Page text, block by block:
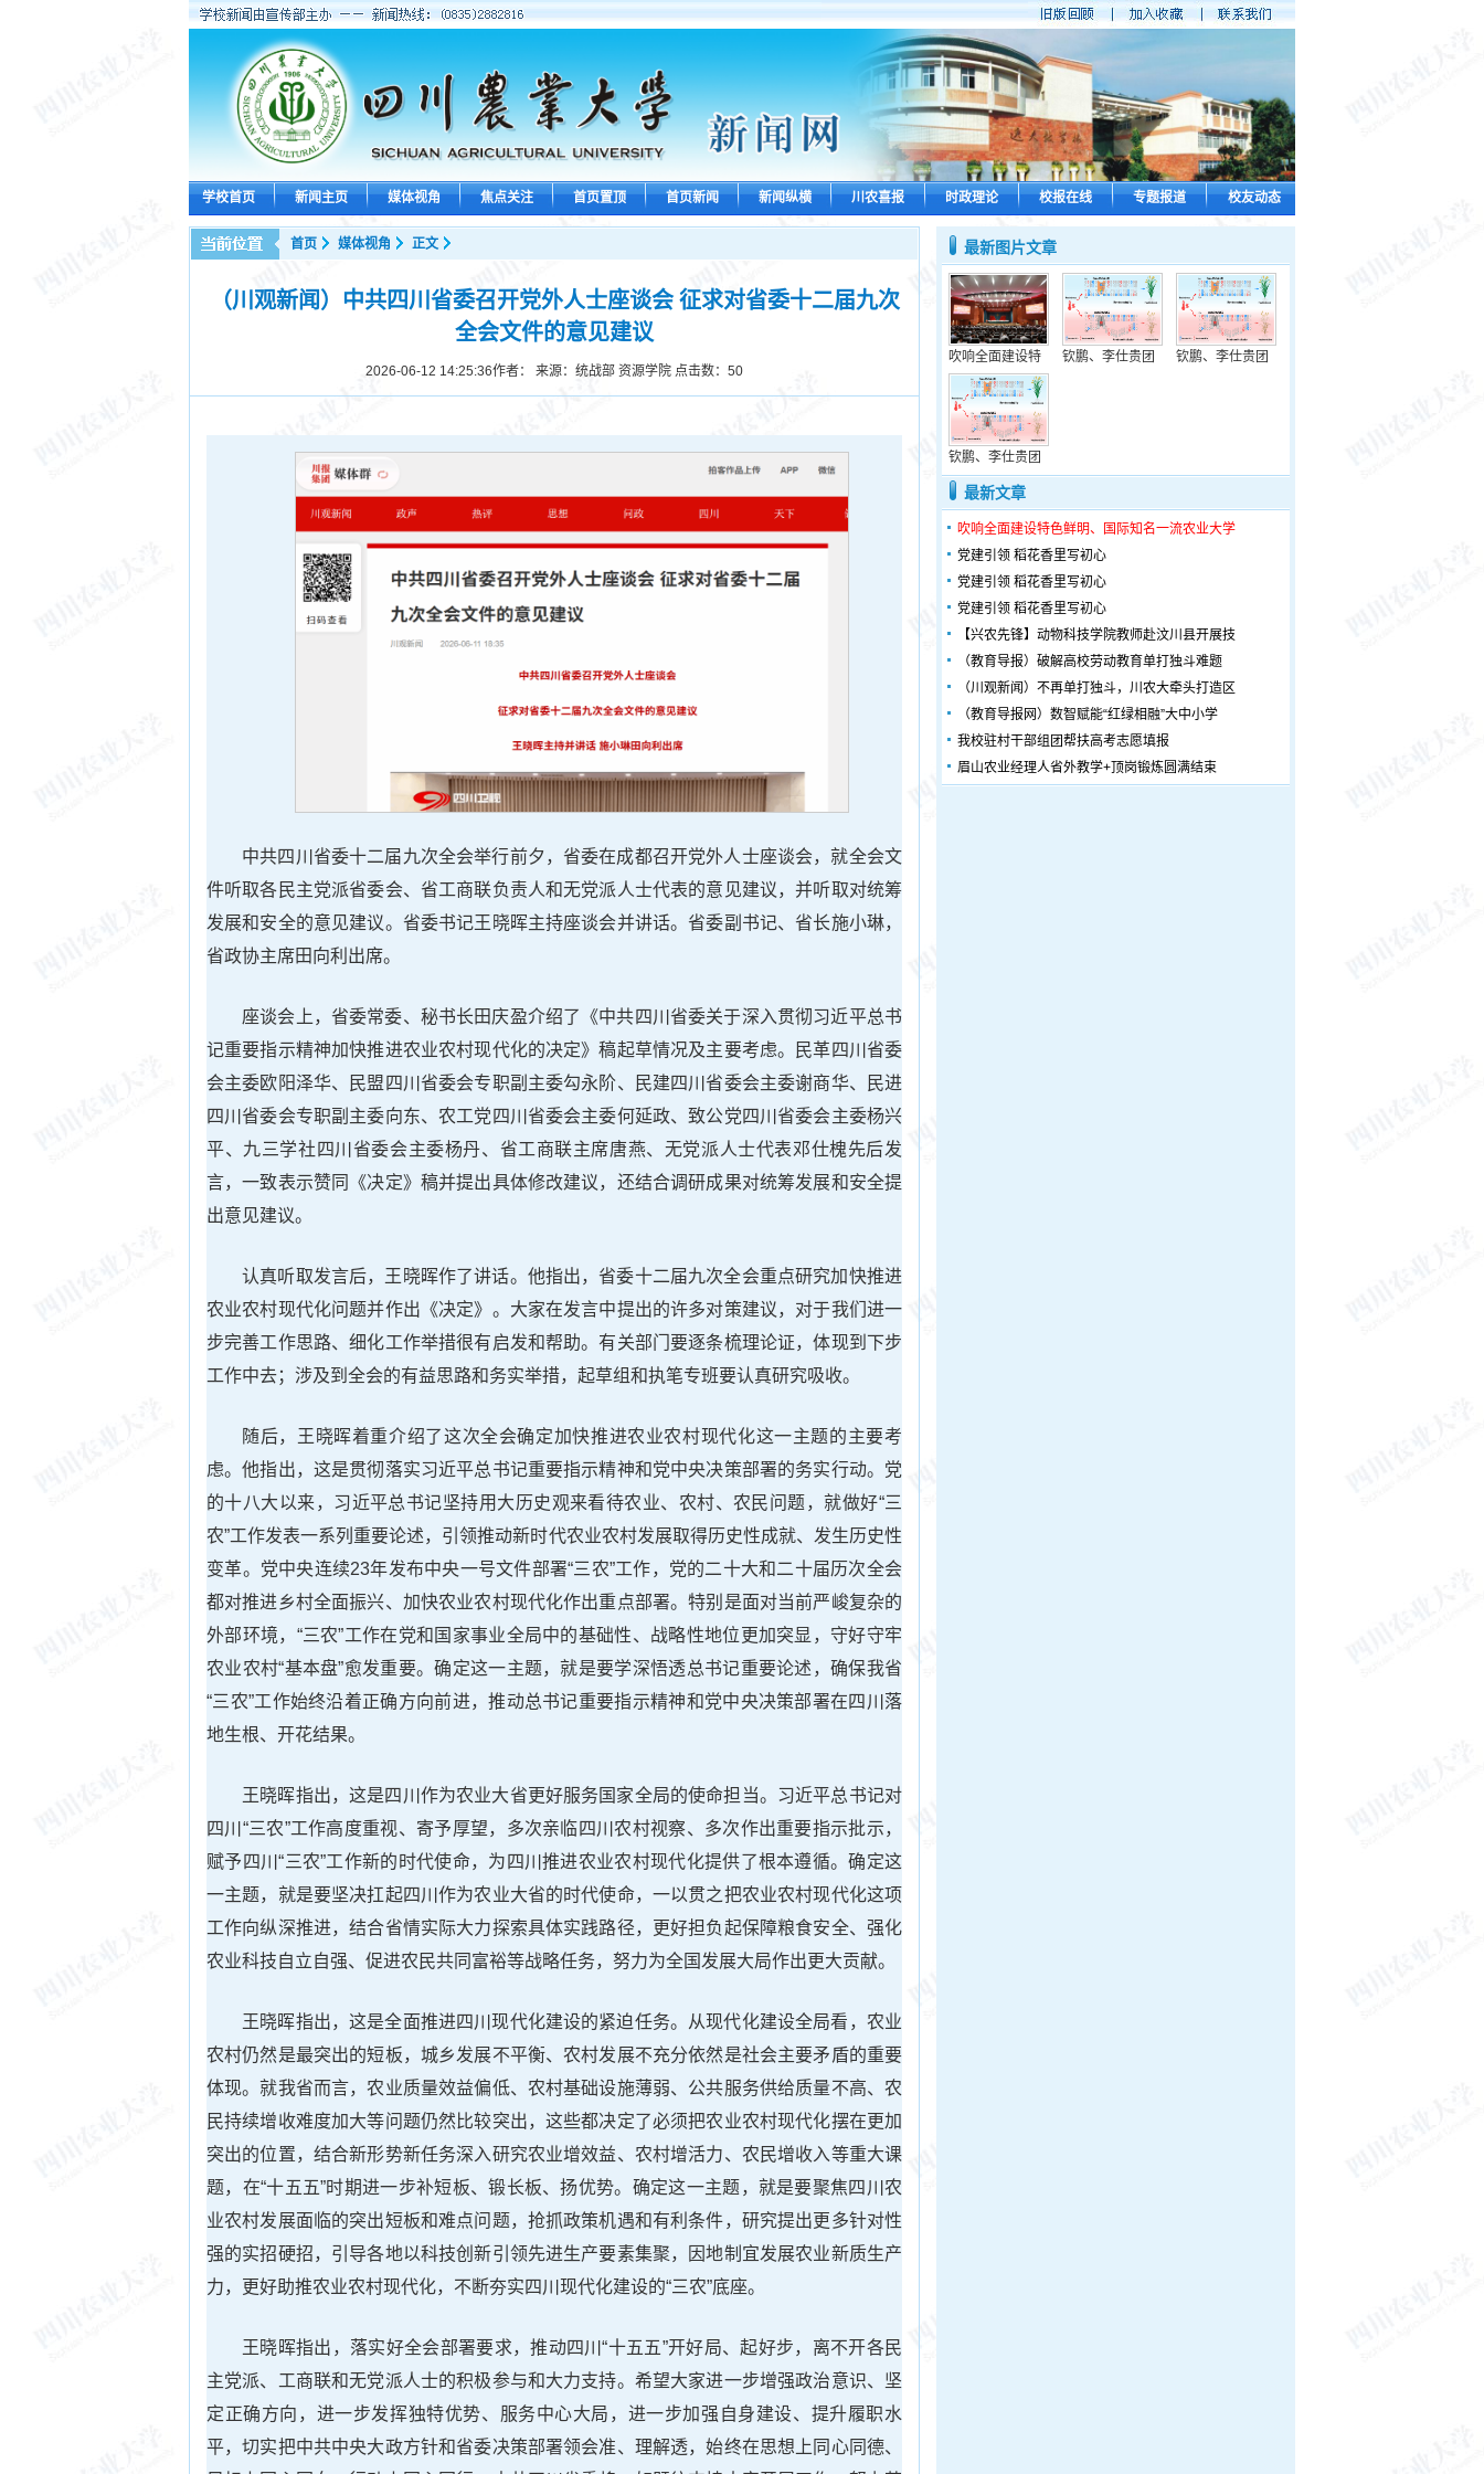
学校首页 新闻主页 媒体视角 焦点关注 首页置顶 首页新闻 新闻纵横 川农喜报 时政理论 校报在线 专题报道 校友动态
首页 媒体视角 正文
（川观新闻）中共四川省委召开党外人士座谈会 征求对省委十二届九次
全会文件的意见建议
2026-06-12 14:25:36作者： 来源：统战部 资源学院 点击数： 50
中共四川省委十二届九次全会举行前夕，省委在成都召开党外人士座谈会，就全会文
件听取各民主党派省委会、省工商联负责人和无党派人士代表的意见建议，并听取对统筹
发展和安全的意见建议。省委书记王晓晖主持座谈会并讲话。省委副书记、省长施小琳，
省政协主席田向利出席。
座谈会上，省委常委、秘书长田庆盈介绍了《中共四川省委关于深入贯彻习近平总书
记重要指示精神加快推进农业农村现代化的决定》稿起草情况及主要考虑。民革四川省委
会主委欧阳泽华、民盟四川省委会专职副主委勾永阶、民建四川省委会主委谢商华、民进
四川省委会专职副主委向东、农工党四川省委会主委何延政、致公党四川省委会主委杨兴
平、九三学社四川省委会主委杨丹、省工商联主席唐燕、无党派人士代表邓仕槐先后发
言，一致表示赞同《决定》稿并提出具体修改建议，还结合调研成果对统筹发展和安全提
出意见建议。
认真听取发言后，王晓晖作了讲话。他指出，省委十二届九次全会重点研究加快推进
农业农村现代化问题并作出《决定》。大家在发言中提出的许多对策建议，对于我们进一
步完善工作思路、细化工作举措很有启发和帮助。有关部门要逐条梳理论证，体现到下步
工作中去；涉及到全会的有益思路和务实举措，起草组和执笔专班要认真研究吸收。
随后，王晓晖着重介绍了这次全会确定加快推进农业农村现代化这一主题的主要考
虑。他指出，这是贯彻落实习近平总书记重要指示精神和党中央决策部署的务实行动。党
的十八大以来，习近平总书记坚持用大历史观来看待农业、农村、农民问题，就做好“三
农”工作发表一系列重要论述，引领推动新时代农业农村发展取得历史性成就、发生历史性
变革。党中央连续23年发布中央一号文件部署“三农”工作，党的二十大和二十届历次全会
都对推进乡村全面振兴、加快农业农村现代化作出重点部署。特别是面对当前严峻复杂的
外部环境，“三农”工作在党和国家事业全局中的基础性、战略性地位更加突显，守好守牢
农业农村“基本盘”愈发重要。确定这一主题，就是要学深悟透总书记重要论述，确保我省
“三农”工作始终沿着正确方向前进，推动总书记重要指示精神和党中央决策部署在四川落
地生根、开花结果。
王晓晖指出，这是四川作为农业大省更好服务国家全局的使命担当。习近平总书记对
四川“三农”工作高度重视、寄予厚望，多次亲临四川农村视察、多次作出重要指示批示，
赋予四川“三农”工作新的时代使命，为四川推进农业农村现代化提供了根本遵循。确定这
一主题，就是要坚决扛起四川作为农业大省的时代使命，一以贯之把农业农村现代化这项
工作向纵深推进，结合省情实际大力探索具体实践路径，更好担负起保障粮食安全、强化
农业科技自立自强、促进农民共同富裕等战略任务，努力为全国发展大局作出更大贡献。
王晓晖指出，这是全面推进四川现代化建设的紧迫任务。从现代化建设全局看，农业
农村仍然是最突出的短板，城乡发展不平衡、农村发展不充分依然是社会主要矛盾的重要
体现。就我省而言，农业质量效益偏低、农村基础设施薄弱、公共服务供给质量不高、农
民持续增收难度加大等问题仍然比较突出，这些都决定了必须把农业农村现代化摆在更加
突出的位置，结合新形势新任务深入研究农业增效益、农村增活力、农民增收入等重大课
题，在“十五五”时期进一步补短板、锻长板、扬优势。确定这一主题，就是要聚焦四川农
业农村发展面临的突出短板和难点问题，抢抓政策机遇和有利条件，研究提出更多针对性
强的实招硬招，引导各地以科技创新引领先进生产要素集聚，因地制宜发展农业新质生产
力，更好助推农业农村现代化，不断夯实四川现代化建设的“三农”底座。
王晓晖指出，落实好全会部署要求，推动四川“十五五”开好局、起好步，离不开各民
主党派、工商联和无党派人士的积极参与和大力支持。希望大家进一步增强政治意识、坚
定正确方向，进一步发挥独特优势、服务中心大局，进一步加强自身建设、提升履职水
平，切实把中共中央大政方针和省委决策部署领会准、理解透，始终在思想上同心同德、
最新图片文章
吹响全面建设特 钦鹏、李仕贵团 钦鹏、李仕贵团
钦鹏、李仕贵团
最新文章
吹响全面建设特色鲜明、国际知名一流农业大学
党建引领 稻花香里写初心
党建引领 稻花香里写初心
党建引领 稻花香里写初心
【兴农先锋】动物科技学院教师赴汶川县开展技
（教育导报）破解高校劳动教育单打独斗难题
（川观新闻）不再单打独斗，川农大牵头打造区
（教育导报网）数智赋能“红绿相融”大中小学
我校驻村干部组团帮扶高考志愿填报
眉山农业经理人省外教学+顶岗锻炼圆满结束